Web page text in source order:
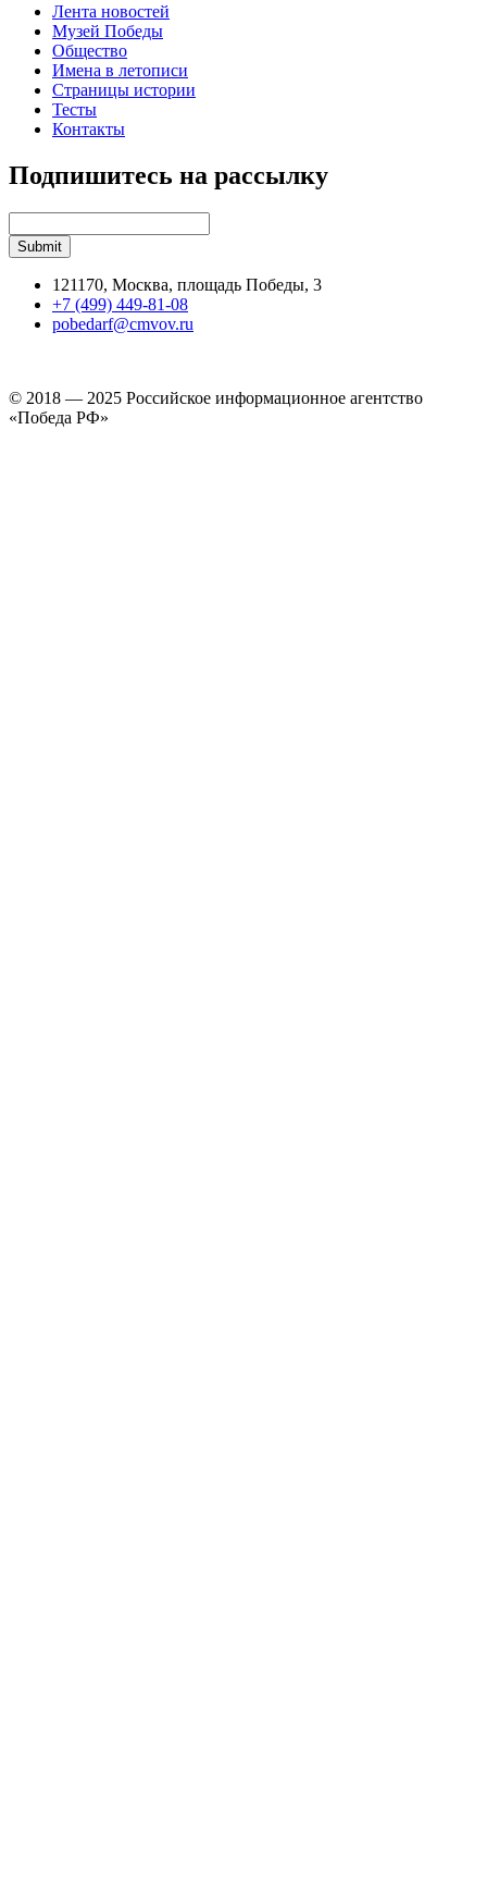
Лента новостей
Музей Победы
Общество
Имена в летописи
Страницы истории
Тесты
Контакты
Подпишитесь на рассылку
121170, Москва, площадь Победы, 3
+7 (499) 449-81-08
pobedarf@cmvov.ru
© 2018 — 2025 Российское информационное агентство
«Победа РФ»